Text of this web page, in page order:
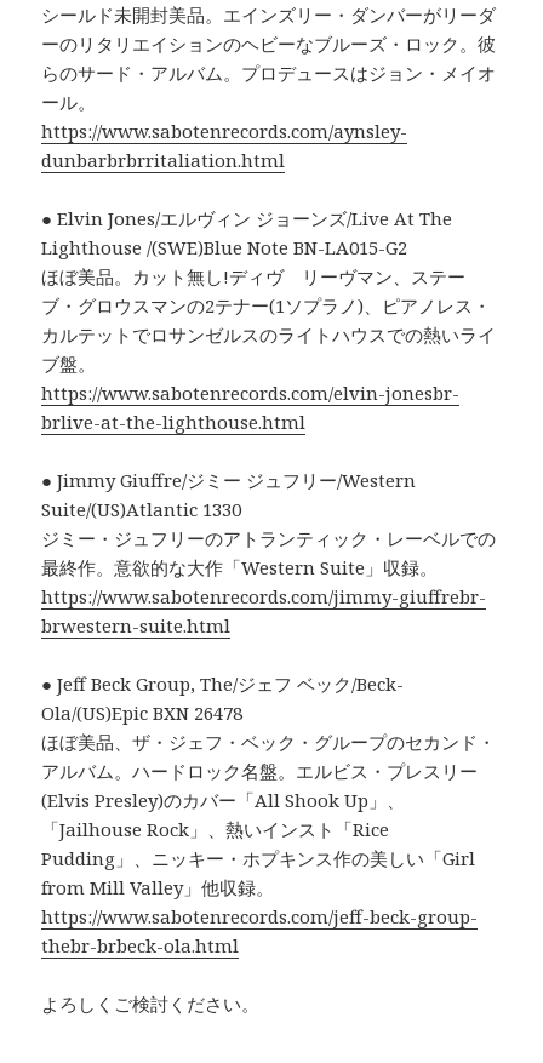
シールド未開封美品。エインズリー・ダンバーがリーダ
ーのリタリエイションのヘビーなブルーズ・ロック。彼
らのサード・アルバム。プロデュースはジョン・メイオ
ール。
https://www.sabotenrecords.com/aynsley-
dunbarbrbrritaliation.html
● Elvin Jones/エルヴィン ジョーンズ/Live At The
Lighthouse /(SWE)Blue Note BN-LA015-G2
ほぼ美品。カット無し!ディヴ リーヴマン、ステー
ブ・グロウスマンの2テナー(1ソプラノ)、ピアノレス・
カルテットでロサンゼルスのライトハウスでの熱いライ
ブ盤。
https://www.sabotenrecords.com/elvin-jonesbr-
brlive-at-the-lighthouse.html
● Jimmy Giuffre/ジミー ジュフリー/Western
Suite/(US)Atlantic 1330
ジミー・ジュフリーのアトランティック・レーベルでの
最終作。意欲的な大作「Western Suite」収録。
https://www.sabotenrecords.com/jimmy-giuffrebr-
brwestern-suite.html
● Jeff Beck Group, The/ジェフ ベック/Beck-
Ola/(US)Epic BXN 26478
ほぼ美品、ザ・ジェフ・ベック・グループのセカンド・
アルバム。ハードロック名盤。エルビス・プレスリー
(Elvis Presley)のカバー「All Shook Up」、
「Jailhouse Rock」、熱いインスト「Rice
Pudding」、ニッキー・ホプキンス作の美しい「Girl
from Mill Valley」他収録。
https://www.sabotenrecords.com/jeff-beck-group-
thebr-brbeck-ola.html
よろしくご検討ください。